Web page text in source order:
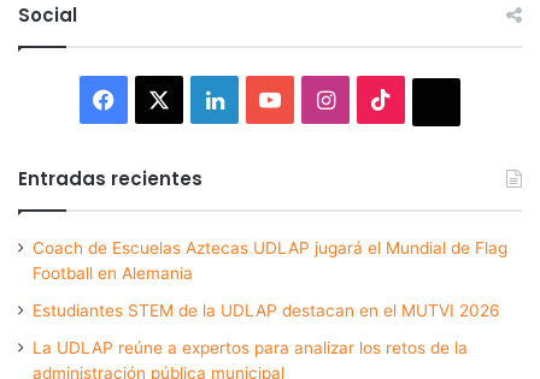
Social
Facebook LinkedInYouTubeInstagram
Entradas recientes
Coach de Escuelas Aztecas UDLAP jugará el Mundial de Flag
Football en Alemania
Estudiantes STEM de la UDLAP destacan en el MUTVI 2026
La UDLAP reúne a expertos para analizar los retos de la
administración pública municipal